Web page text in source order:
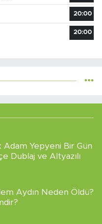
20:00
20:00
Adam Yepyeni Bir Gün
Dublaj ve Altyazılı
Aydın Neden Öldü?